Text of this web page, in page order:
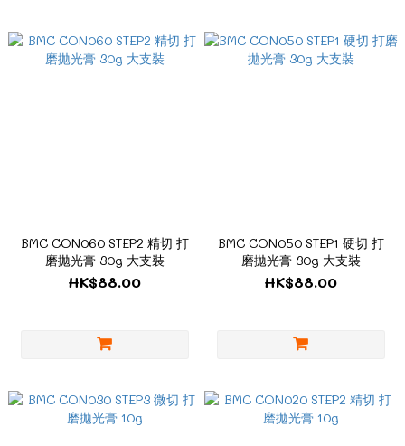
BMC CON060 STEP2 精切 打
磨拋光膏 30g 大支裝
HK$88.00
BMC CON050 STEP1 硬切 打
磨拋光膏 30g 大支裝
HK$88.00